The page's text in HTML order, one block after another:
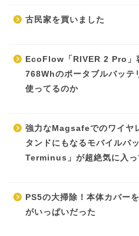
古民家を買いました
EcoFlow「RIVER 2 Pro」
768Whのポータブルバッテ
使ってるのか
強力なMagsafeでのワイヤ
タンドにもなるモバイル
Terminus」が超絶気に入っ
PS5の大掃除！本体カバー
がいっぱいだった